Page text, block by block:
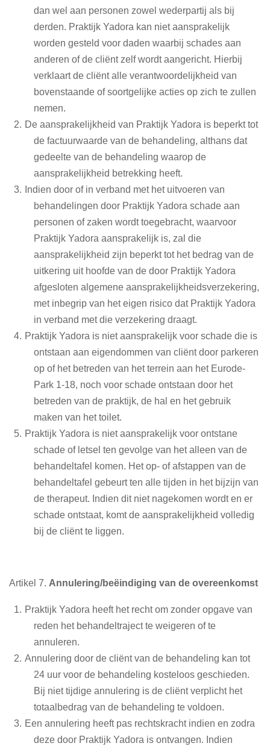
dan wel aan personen zowel wederpartij als bij
derden. Praktijk Yadora kan niet aansprakelijk
worden gesteld voor daden waarbij schades aan
anderen of de cliënt zelf wordt aangericht. Hierbij
verklaart de cliënt alle verantwoordelijkheid van
bovenstaande of soortgelijke acties op zich te zullen
nemen.
De aansprakelijkheid van Praktijk Yadora is beperkt tot
de factuurwaarde van de behandeling, althans dat
gedeelte van de behandeling waarop de
aansprakelijkheid betrekking heeft.
Indien door of in verband met het uitvoeren van
behandelingen door Praktijk Yadora schade aan
personen of zaken wordt toegebracht, waarvoor
Praktijk Yadora aansprakelijk is, zal die
aansprakelijkheid zijn beperkt tot het bedrag van de
uitkering uit hoofde van de door Praktijk Yadora
afgesloten algemene aansprakelijkheidsverzekering,
met inbegrip van het eigen risico dat Praktijk Yadora
in verband met die verzekering draagt.
Praktijk Yadora is niet aansprakelijk voor schade die is
ontstaan aan eigendommen van cliënt door parkeren
op of het betreden van het terrein aan het Eurode-
Park 1-18, noch voor schade ontstaan door het
betreden van de praktijk, de hal en het gebruik
maken van het toilet.
Praktijk Yadora is niet aansprakelijk voor ontstane
schade of letsel ten gevolge van het alleen van de
behandeltafel komen. Het op- of afstappen van de
behandeltafel gebeurt ten alle tijden in het bijzijn van
de therapeut. Indien dit niet nagekomen wordt en er
schade ontstaat, komt de aansprakelijkheid volledig
bij de cliënt te liggen.
Artikel 7. Annulering/beëindiging van de overeenkomst
Praktijk Yadora heeft het recht om zonder opgave van
reden het behandeltraject te weigeren of te
annuleren.
Annulering door de cliënt van de behandeling kan tot
24 uur voor de behandeling kosteloos geschieden.
Bij niet tijdige annulering is de cliënt verplicht het
totaalbedrag van de behandeling te voldoen.
Een annulering heeft pas rechtskracht indien en zodra
deze door Praktijk Yadora is ontvangen. Indien